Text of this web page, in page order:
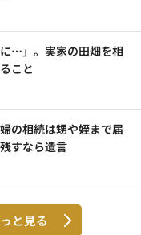
に…」。実家の田畑を相
こと
の相続は甥や姪まで届
すなら遺言
と見る